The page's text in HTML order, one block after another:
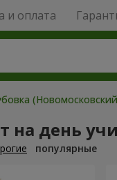
и оплата
на день
популярные